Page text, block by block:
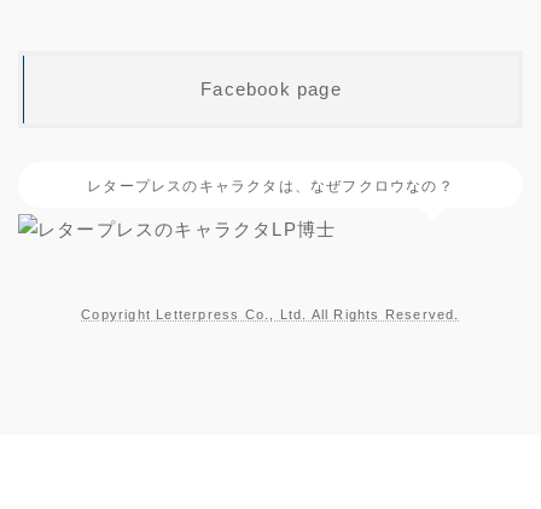
Facebook page
レタープレスのキャラクタは、なぜフクロウなの？
Copyright Letterpress Co., Ltd. All Rights Reserved.